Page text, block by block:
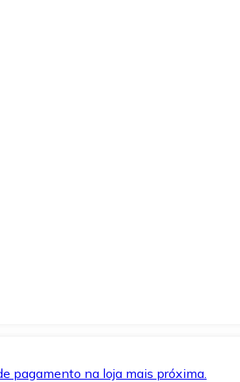
pagamento na loja mais próxima.